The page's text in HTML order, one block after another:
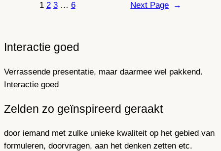
1 2 3 … 6 Next Page →
Interactie goed
Verrassende presentatie, maar daarmee wel pakkend.
Interactie goed
Zelden zo geïnspireerd geraakt
door iemand met zulke unieke kwaliteit op het gebied van
formuleren, doorvragen, aan het denken zetten etc.